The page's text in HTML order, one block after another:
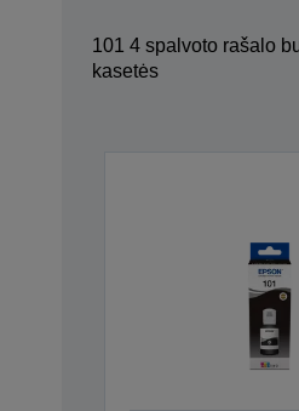
101 4 spalvoto rašalo
kasetės